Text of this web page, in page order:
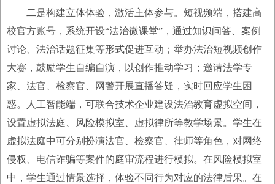
二是构建立体体验，激活主体参与。短视频端，搭建高
校官方账号，系统开设“法治微课堂”，通过知识问答、案例
讨论、法治话题征集等形式促进互动；举办法治短视频创作
大赛，鼓励学生自编自演，以创作推动学习；邀请法学专
家、法官、检察官、网警开展直播答疑，实时回应学生困
惑。人工智能端，可联合技术企业建设法治教育虚拟空间，
设置虚拟法庭、风险模拟室、虚拟律所等教学场景。学生在
虚拟法庭中可分别扮演法官、检察官、律师等角色，对网络
侵权、电信诈骗等案件的庭审流程进行模拟。在风险模拟室
中，学生通过情景选择，体验不同行为对应的法律后果。在